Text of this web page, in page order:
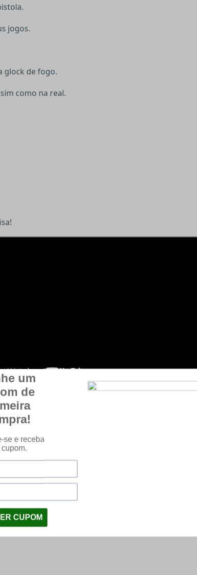
jogos.
glock de fogo.
como na real.
da Pistola Glock R17 Olive Dark com